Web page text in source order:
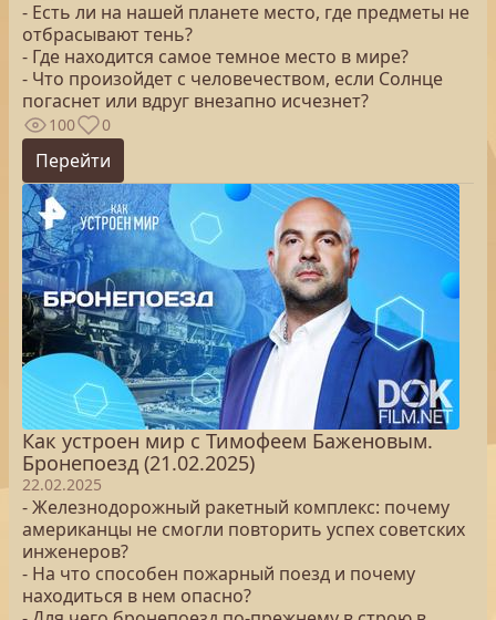
- Есть ли на нашей планете место, где предметы не
отбрасывают тень?
- Где находится самое темное место в мире?
- Что произойдет с человечеством, если Солнце
погаснет или вдруг внезапно исчезнет?
100 0
Перейти
Как устроен мир с Тимофеем Баженовым.
Бронепоезд (21.02.2025)
22.02.2025
- Железнодорожный ракетный комплекс: почему
американцы не смогли повторить успех советских
инженеров?
- На что способен пожарный поезд и почему
находиться в нем опасно?